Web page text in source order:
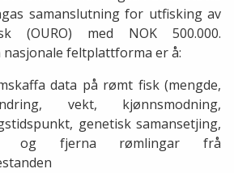
samanslutning for utfisking av
(OURO) med NOK 500.000.
nasjonale feltplattforma er å:
data på rømt fisk (mengde,
vekt, kjønnsmodning,
genetisk samansetjing,
og fjerna rømlingar frå